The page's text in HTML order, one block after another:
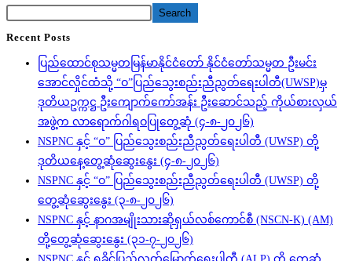
Search
Recent Posts
ပြည်ထောင်စုသမ္မတမြန်မာနိုင်ငံတော် နိုင်ငံတော်သမ္မတ ဦးမင်း
အောင်လှိုင်ထံသို့ “ဝ”ပြည်သွေးစည်းညီညွတ်ရေးပါတီ(UWSP)မှ
ဒုတိယဥက္ကဋ္ဌ ဦးကျောက်ကော်အန်း ဦးဆောင်သည့် ကိုယ်စားလှယ်
အဖွဲ့က လာရောက်ဂါရဝပြုတွေ့ဆုံ (၄-၈-၂၀၂၆)
NSPNC နှင့် “ဝ” ပြည်သွေးစည်းညီညွတ်ရေးပါတီ (UWSP) တို့
ဒုတိယနေ့တွေ့ဆုံဆွေးနွေး (၄-၈-၂၀၂၆)
NSPNC နှင့် “ဝ” ပြည်သွေးစည်းညီညွတ်ရေးပါတီ (UWSP) တို့
တွေ့ဆုံဆွေးနွေး (၃-၈-၂၀၂၆)
NSPNC နှင့် နာဂအမျိုးသားဆိုရှယ်လစ်ကောင်စီ (NSCN-K) (AM)
တို့တွေ့ဆုံဆွေးနွေး (၃၁-၇-၂၀၂၆)